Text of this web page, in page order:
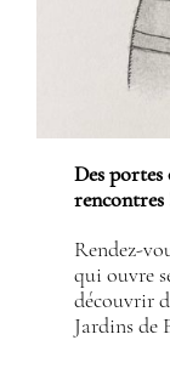
Des portes
rencontres
Rendez-
qui ouvre
découvrir
Jardins de